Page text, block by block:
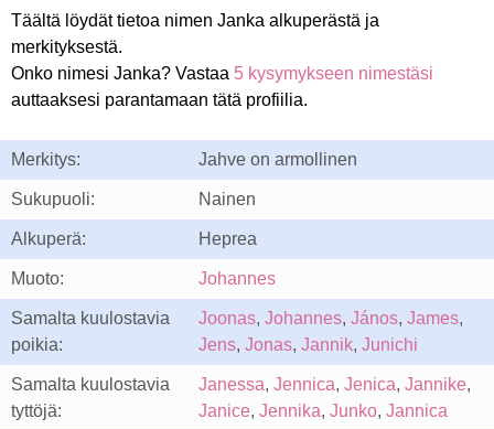
Täältä löydät tietoa nimen Janka alkuperästä ja
merkityksestä.
Onko nimesi Janka? Vastaa 5 kysymykseen nimestäsi
auttaaksesi parantamaan tätä profiilia.
Merkitys: Jahve on armollinen
Sukupuoli: Nainen
Alkuperä: Heprea
Muoto: Johannes
Samalta kuulostavia
poikia:
Joonas, Johannes, János, James,
Jens, Jonas, Jannik, Junichi
Samalta kuulostavia
tyttöjä:
Janessa, Jennica, Jenica, Jannike,
Janice, Jennika, Junko, Jannica